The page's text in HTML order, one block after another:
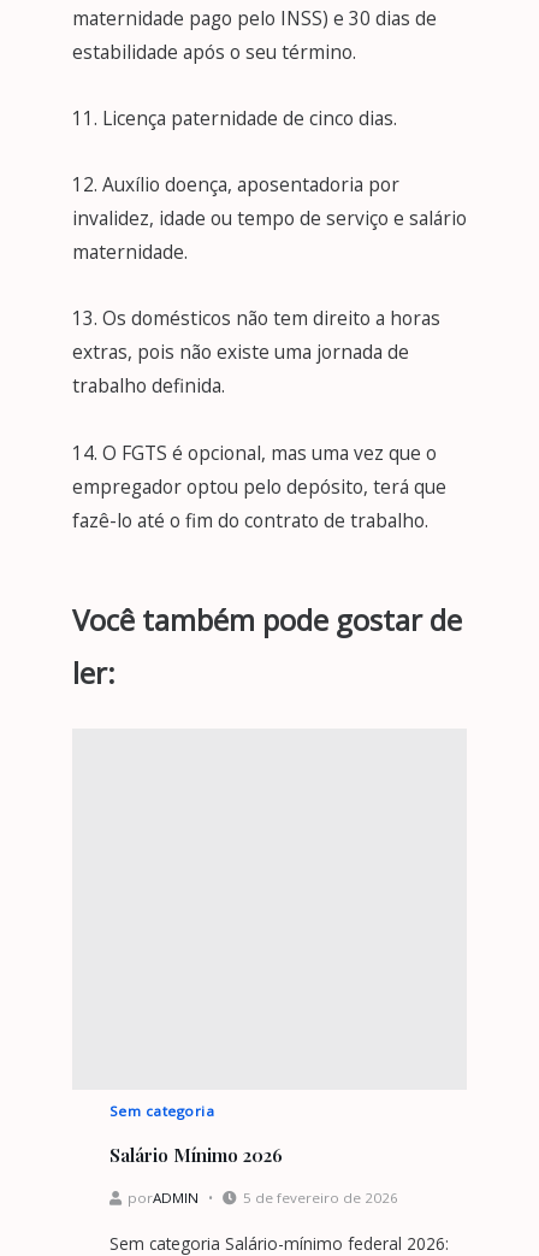
maternidade pago pelo INSS) e 30 dias de
estabilidade após o seu término.
11. Licença paternidade de cinco dias.
12. Auxílio doença, aposentadoria por
invalidez, idade ou tempo de serviço e salário
maternidade.
13. Os domésticos não tem direito a horas
extras, pois não existe uma jornada de
trabalho definida.
14. O FGTS é opcional, mas uma vez que o
empregador optou pelo depósito, terá que
fazê-lo até o fim do contrato de trabalho.
Você também pode gostar de
ler:
Sem categoria
Salário Mínimo 2026
porADMIN 5 de fevereiro de 2026
Sem categoria Salário-mínimo federal 2026: